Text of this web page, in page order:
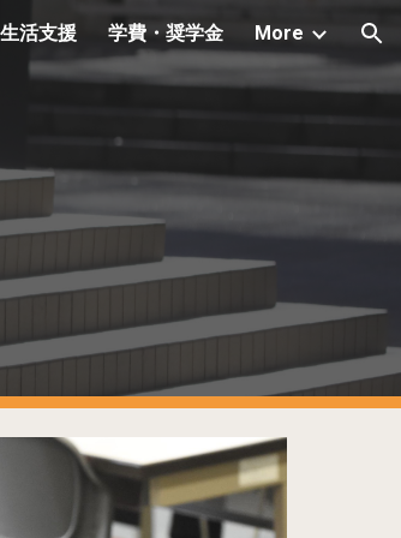
活支援 学費・奨学金 More